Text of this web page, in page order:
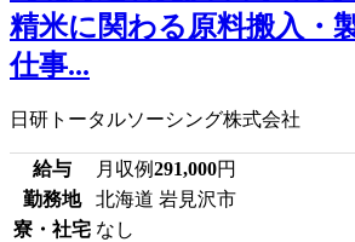
精米に関わる原料搬入・
仕事...
日研トータルソーシング株式会社
給与 月収例291,000円
勤務地
北海道 岩見沢市
寮・社宅 なし